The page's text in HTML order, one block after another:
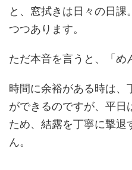
と、窓拭きは日々の日課
つつあります。
ただ本音を言うと、「め
時間に余裕がある時は、
ができるのですが、平日
ため、結露を丁寧に撃退
ん。